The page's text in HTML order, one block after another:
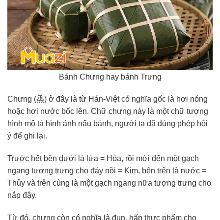
Bánh Chưng hay bánh Trưng
Chưng (烝) ở đây là từ Hán-Việt có nghĩa gốc là hơi nóng
hoặc hơi nước bốc lên. Chữ chưng này là một chữ tượng
hình mô tả hình ảnh nấu bánh, người ta đã dùng phép hội
ý để ghi lại.
Trước hết bên dưới là lửa = Hỏa, rồi mới đến một gạch
ngang tượng trưng cho đáy nồi = Kim, bên trên là nước =
Thủy và trên cùng là một gạch ngang nữa tượng trưng cho
nắp đậy.
Từ đó, chưng còn có nghĩa là đun, hấp thực phẩm cho